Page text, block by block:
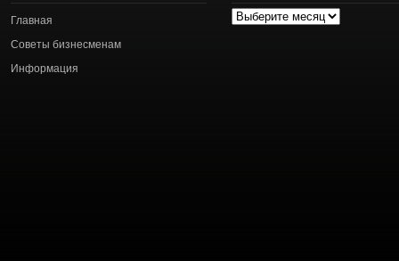
Главная
Советы бизнесменам
Информация
Архив